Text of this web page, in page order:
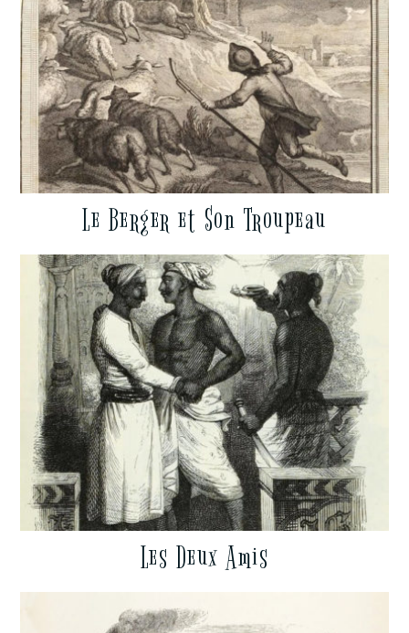
Le Berger et Son Troupeau
Les Deux Amis